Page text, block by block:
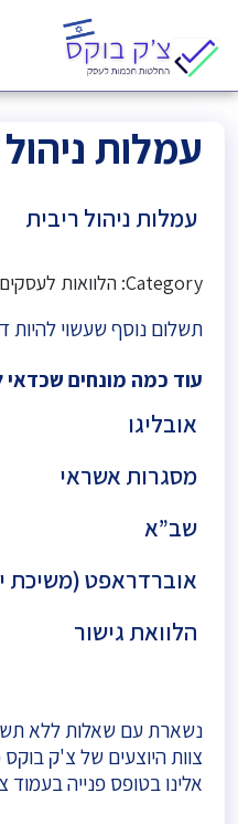
עמלות
עמלות ניהול ריבית
Category: הלוואות לעסקים
תשלום נוסף שעשוי להיות
עוד כמה מונחים שכדאי
אובליגו
מסגרות אשראי
שב”א
אוברדראפט (משיכת
הלוואת גישור
נשארת עם שאלות ללא
צוות היוצעים של צ'ק
אלינו בטופס פנייה בעמוד